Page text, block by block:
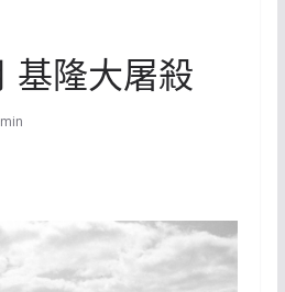
基隆大屠殺